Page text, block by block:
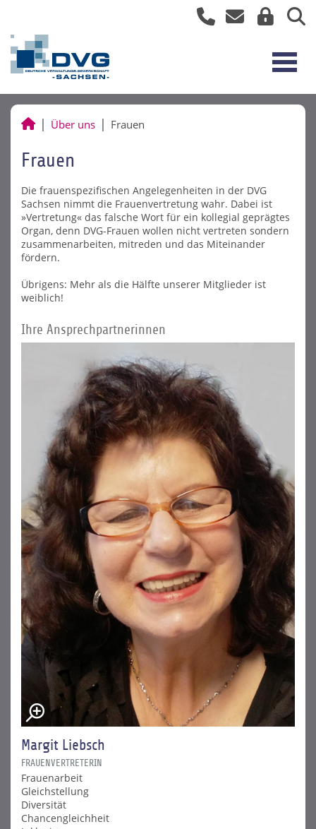
Über uns Frauen
Frauen
Die frauenspezifischen Angelegenheiten in der DVG
Sachsen nimmt die Frauenvertretung wahr. Dabei ist
»Vertretung« das falsche Wort für ein kollegial geprägtes
Organ, denn DVG-Frauen wollen nicht vertreten sondern
zusammenarbeiten, mitreden und das Miteinander
fördern.
Übrigens: Mehr als die Hälfte unserer Mitglieder ist
weiblich!
Ihre Ansprechpartnerinnen
Margit Liebsch
FRAUENVERTRETERIN
Frauenarbeit
Gleichstellung
Diversität
Chancengleichheit